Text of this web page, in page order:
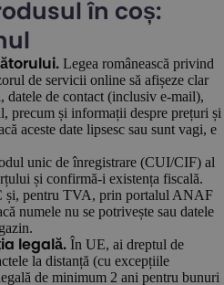
în coș:
Legea românească privind
de servicii online să afișeze clar
datele de contact (inclusiv e-mail),
precum și informații despre prețuri și
aceste date lipsesc sau sunt vagi, e
unic de înregistrare (CUI/CIF) al
și confirmă-i existența fiscală.
și, pentru TVA, prin portalul ANAF
numele nu se potrivește sau datele
legală. În UE, ai dreptul de
la distanță (cu excepțiile
de minimum 2 ani pentru bunuri